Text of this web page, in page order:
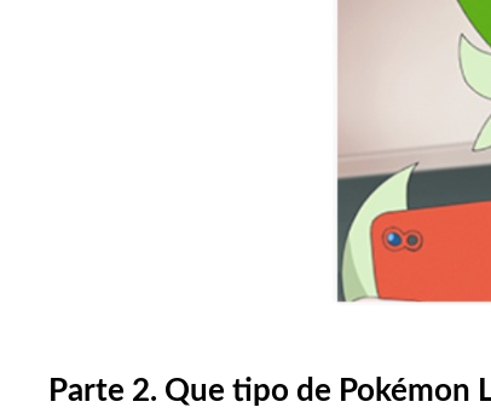
Parte 2. Que tipo de Pokémon